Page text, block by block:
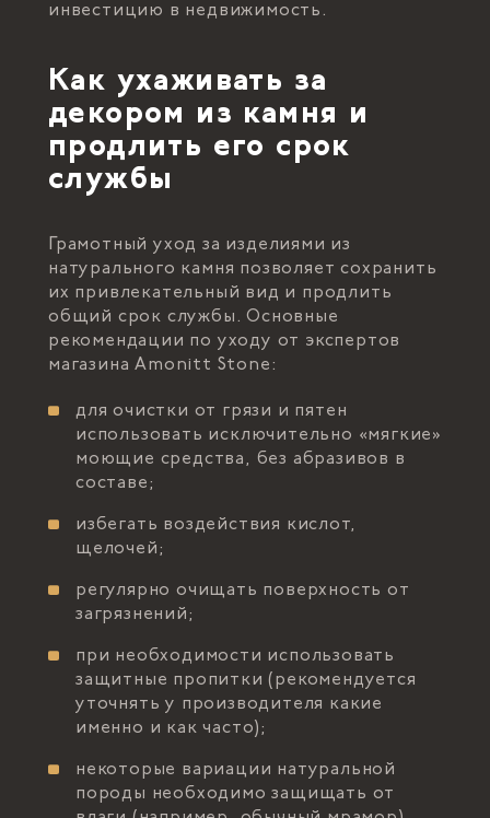
инвестицию в недвижимость.
Как ухаживать за
декором из камня и
продлить его срок
службы
Грамотный уход за изделиями из
натурального камня позволяет сохранить
их привлекательный вид и продлить
общий срок службы. Основные
рекомендации по уходу от экспертов
магазина Amonitt Stone:
для очистки от грязи и пятен
использовать исключительно «мягкие»
моющие средства, без абразивов в
составе;
избегать воздействия кислот,
щелочей;
регулярно очищать поверхность от
загрязнений;
при необходимости использовать
защитные пропитки (рекомендуется
уточнять у производителя какие
именно и как часто);
некоторые вариации натуральной
породы необходимо защищать от